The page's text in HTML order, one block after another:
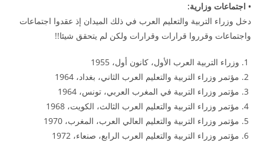
• اجتماعات وزارية:
دخل وزراء التربية والتعليم العرب في ذلك الميدان إذ عقدوا اجتماعات
واجتماعات وقرروا قرارات وقرارات ولكن لم يتحقق شيئا!!
وزراء التربية العرب الأول، كانون أول، 1955
مؤتمر وزراء التربية والتعليم العرب الثاني، بغداد، 1964
مؤتمر وزراء التربية في المغرب العربي، تونس، 1964
مؤتمر وزراء التربية والتعليم العرب الثالث، الكويت، 1968
مؤتمر وزراء التربية والتعليم العالي العرب، المغرب، 1970
مؤتمر وزراء التربية والتعليم العرب الرابع، صنعاء، 1972